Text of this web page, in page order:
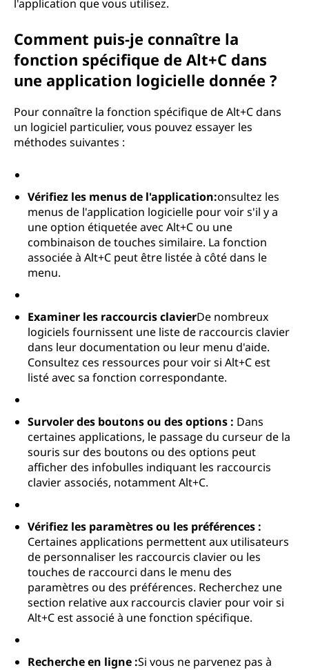
l'application que vous utilisez.
Comment puis-je connaître la
fonction spécifique de Alt+C dans
une application logicielle donnée ?
Pour connaître la fonction spécifique de Alt+C dans
un logiciel particulier, vous pouvez essayer les
méthodes suivantes :
Vérifiez les menus de l'application:onsultez les
menus de l'application logicielle pour voir s'il y a
une option étiquetée avec Alt+C ou une
combinaison de touches similaire. La fonction
associée à Alt+C peut être listée à côté dans le
menu.
Examiner les raccourcis clavierDe nombreux
logiciels fournissent une liste de raccourcis clavier
dans leur documentation ou leur menu d'aide.
Consultez ces ressources pour voir si Alt+C est
listé avec sa fonction correspondante.
Survoler des boutons ou des options : Dans
certaines applications, le passage du curseur de la
souris sur des boutons ou des options peut
afficher des infobulles indiquant les raccourcis
clavier associés, notamment Alt+C.
Vérifiez les paramètres ou les préférences :
Certaines applications permettent aux utilisateurs
de personnaliser les raccourcis clavier ou les
touches de raccourci dans le menu des
paramètres ou des préférences. Recherchez une
section relative aux raccourcis clavier pour voir si
Alt+C est associé à une fonction spécifique.
Recherche en ligne :Si vous ne parvenez pas à